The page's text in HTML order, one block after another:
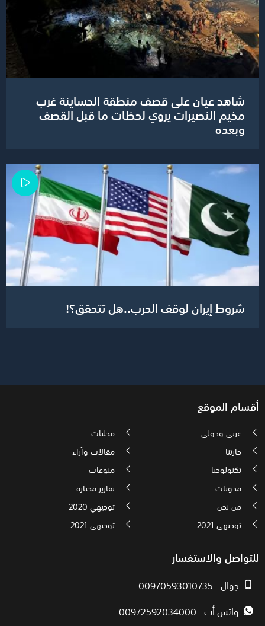
شاهد عيان على قصف منطقة الحساينة غرب
مخيم النصيرات يروي لحظات ما قبل القصف
وبعده
شروط إيران لوقف الحرب..هل تتحقق؟!
أقسام الموقع
عربي ودولي
محليات
حارتنا
مقالات وآراء
تكنولوجيا
منوعات
مدونات
تقارير مختارة
من نحن
توجيهي 2020
توجيهي 2021
توجيهي 2021
للتواصل والاستفسار
جوال : 00970593010735
واتس أب : 00972592034000